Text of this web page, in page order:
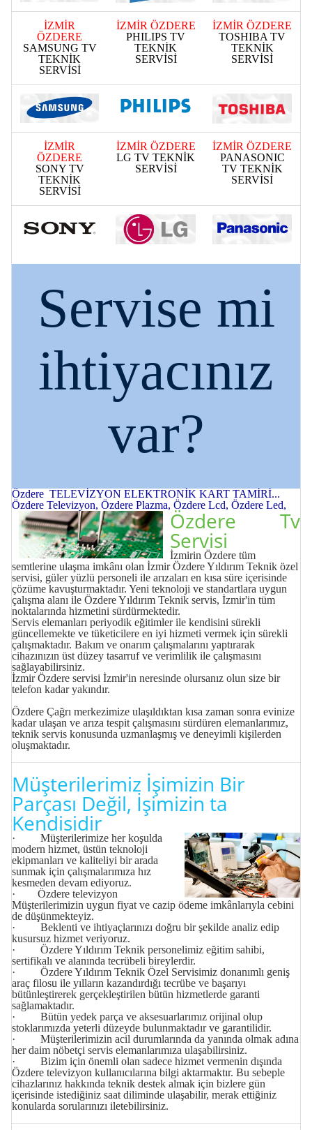
İZMİR
ÖZDERE
SAMSUNG TV
TEKNİK
SERVİSİ
İZMİR ÖZDERE
PHILIPS TV
TEKNİK
SERVİSİ
İZMİR ÖZDERE
TOSHIBA TV
TEKNİK
SERVİSİ
İZMİR
ÖZDERE
SONY TV
TEKNİK
SERVİSİ
İZMİR ÖZDERE
LG TV TEKNİK
SERVİSİ
İZMİR ÖZDERE
PANASONIC
TV TEKNİK
SERVİSİ
Servise mi
ihtiyacınız
var?
Özdere TELEVİZYON ELEKTRONİK KART TAMİRİ...
Özdere Televizyon, Özdere Plazma, Özdere Lcd, Özdere Led,
Özdere Tv
Servisi
İzmirin Özdere tüm
semtlerine ulaşma imkânı olan İzmir Özdere Yıldırım Teknik özel
servisi, güler yüzlü personeli ile arızaları en kısa süre içerisinde
çözüme kavuşturmaktadır. Yeni teknoloji ve standartlara uygun
çalışma alanı ile Özdere Yıldırım Teknik servis, İzmir'in tüm
noktalarında hizmetini sürdürmektedir.
Servis elemanları periyodik eğitimler ile kendisini sürekli
güncellemekte ve tüketicilere en iyi hizmeti vermek için sürekli
çalışmaktadır. Bakım ve onarım çalışmalarını yaptırarak
cihazınızın üst düzey tasarruf ve verimlilik ile çalışmasını
sağlayabilirsiniz.
İzmir Özdere servisi İzmir'in neresinde olursanız olun size bir
telefon kadar yakındır.
Özdere Çağrı merkezimize ulaşıldıktan kısa zaman sonra evinize
kadar ulaşan ve arıza tespit çalışmasını sürdüren elemanlarımız,
teknik servis konusunda uzmanlaşmış ve deneyimli kişilerden
oluşmaktadır.
Müşterilerimiz İşimizin Bir
Parçası Değil, İşimizin ta
Kendisidir
· Müşterilerimize her koşulda
modern hizmet, üstün teknoloji
ekipmanları ve kaliteliyi bir arada
sunmak için çalışmalarımıza hız
kesmeden devam ediyoruz.
· Özdere televizyon
Müşterilerimizin uygun fiyat ve cazip ödeme imkânlarıyla cebini
de düşünmekteyiz.
· Beklenti ve ihtiyaçlarınızı doğru bir şekilde analiz edip
kusursuz hizmet veriyoruz.
· Özdere Yıldırım Teknik personelimiz eğitim sahibi,
sertifikalı ve alanında tecrübeli bireylerdir.
· Özdere Yıldırım Teknik Özel Servisimiz donanımlı geniş
araç filosu ile yılların kazandırdığı tecrübe ve başarıyı
bütünleştirerek gerçekleştirilen bütün hizmetlerde garanti
sağlamaktadır.
· Bütün yedek parça ve aksesuarlarımız orijinal olup
stoklarımızda yeterli düzeyde bulunmaktadır ve garantilidir.
· Müşterilerimizin acil durumlarında da yanında olmak adına
her daim nöbetçi servis elemanlarımıza ulaşabilirsiniz.
· Bizim için önemli olan sadece hizmet vermenin dışında
Özdere televizyon kullanıcılarına bilgi aktarmaktır. Bu sebeple
cihazlarınız hakkında teknik destek almak için bizlere gün
içerisinde istediğiniz saat diliminde ulaşabilir, merak ettiğiniz
konularda sorularınızı iletebilirsiniz.